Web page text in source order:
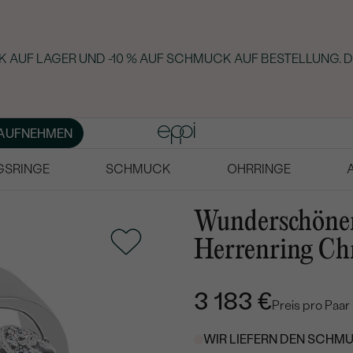
LAGER UND -10 % AUF SCHMUCK AUF BESTELLUNG.
SCHMUCK OHRRINGE
Herrenring
3 183 €Preis pro Paar
WIR LIEFERN DEN